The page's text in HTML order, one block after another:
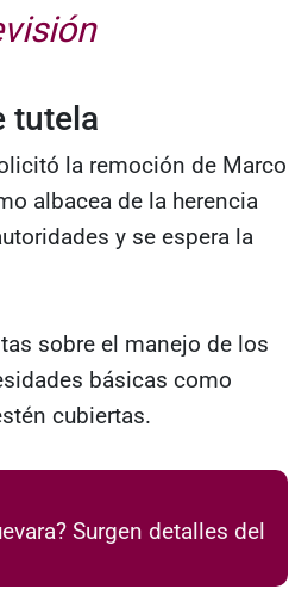
tutela
la remoción de Marco
albacea de la herencia
y se espera la
sobre el manejo de los
básicas como
cubiertas.
Surgen detalles del